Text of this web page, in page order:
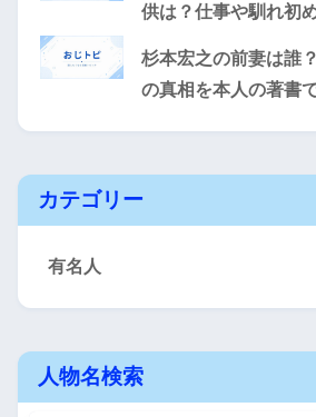
供は？仕事や馴れ初
杉本宏之の前妻は誰
の真相を本人の著書
カテゴリー
有名人
人物名検索